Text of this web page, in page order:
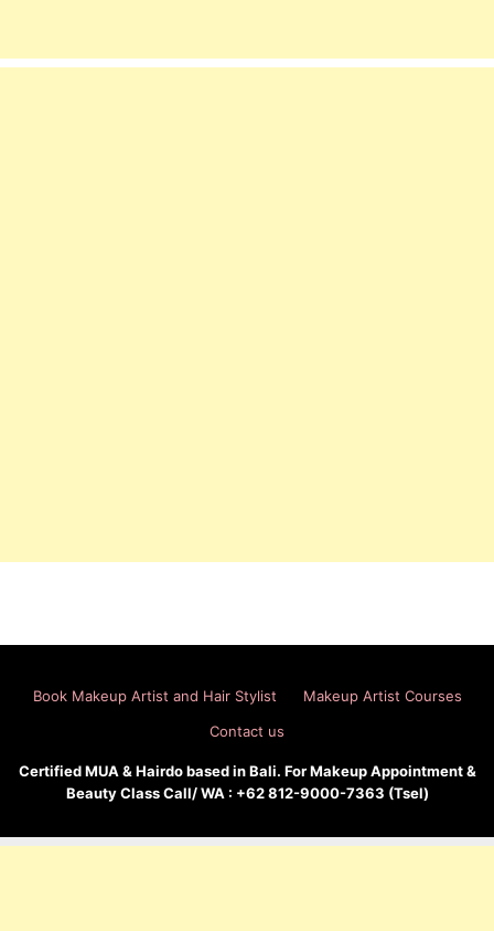
Book Makeup Artist and Hair Stylist
Makeup Artist Courses
Contact us
Certified MUA & Hairdo based in Bali. For Makeup Appointment &
Beauty Class Call/ WA : +62 812-9000-7363 (Tsel)